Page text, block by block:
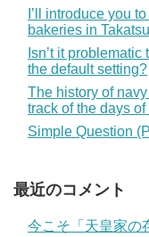
I’ll introduce you
bakeries in
Isn’t it
the default setting?
The history of
track of the days
Simple Question
最近のコメント
今こそ「天皇家の